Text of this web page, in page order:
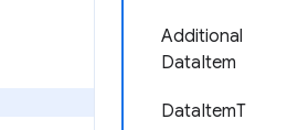
Additional
DataItem
DataItemT